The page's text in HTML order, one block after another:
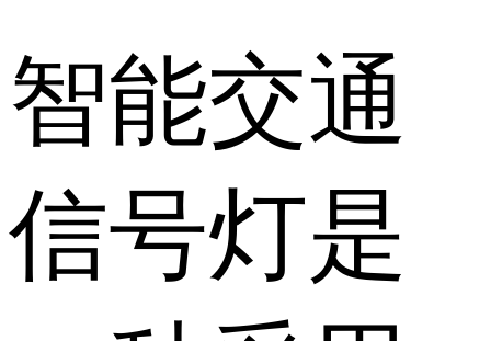
智能交通
信号灯是